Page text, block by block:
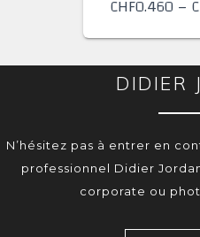
CHF0.460–
DIDIER
N’hésitez pas à entrer en
professionnel Didier
corporate ou